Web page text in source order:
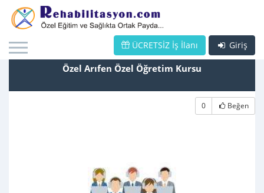
Giriş
ÜCRETSİZ İş İlanı
Özel Arıfen Özel Öğretim Kursu
0 Beğen